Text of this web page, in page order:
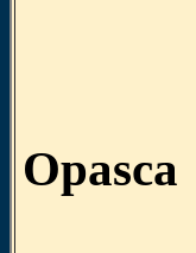
Opasca